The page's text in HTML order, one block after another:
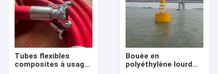
Tubes flexibles
composites à usage
Bouée en
polyéthylène lourd